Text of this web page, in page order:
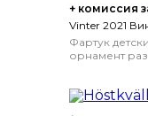
+ комиссия
Vinter 2021
Фартук
орнамент